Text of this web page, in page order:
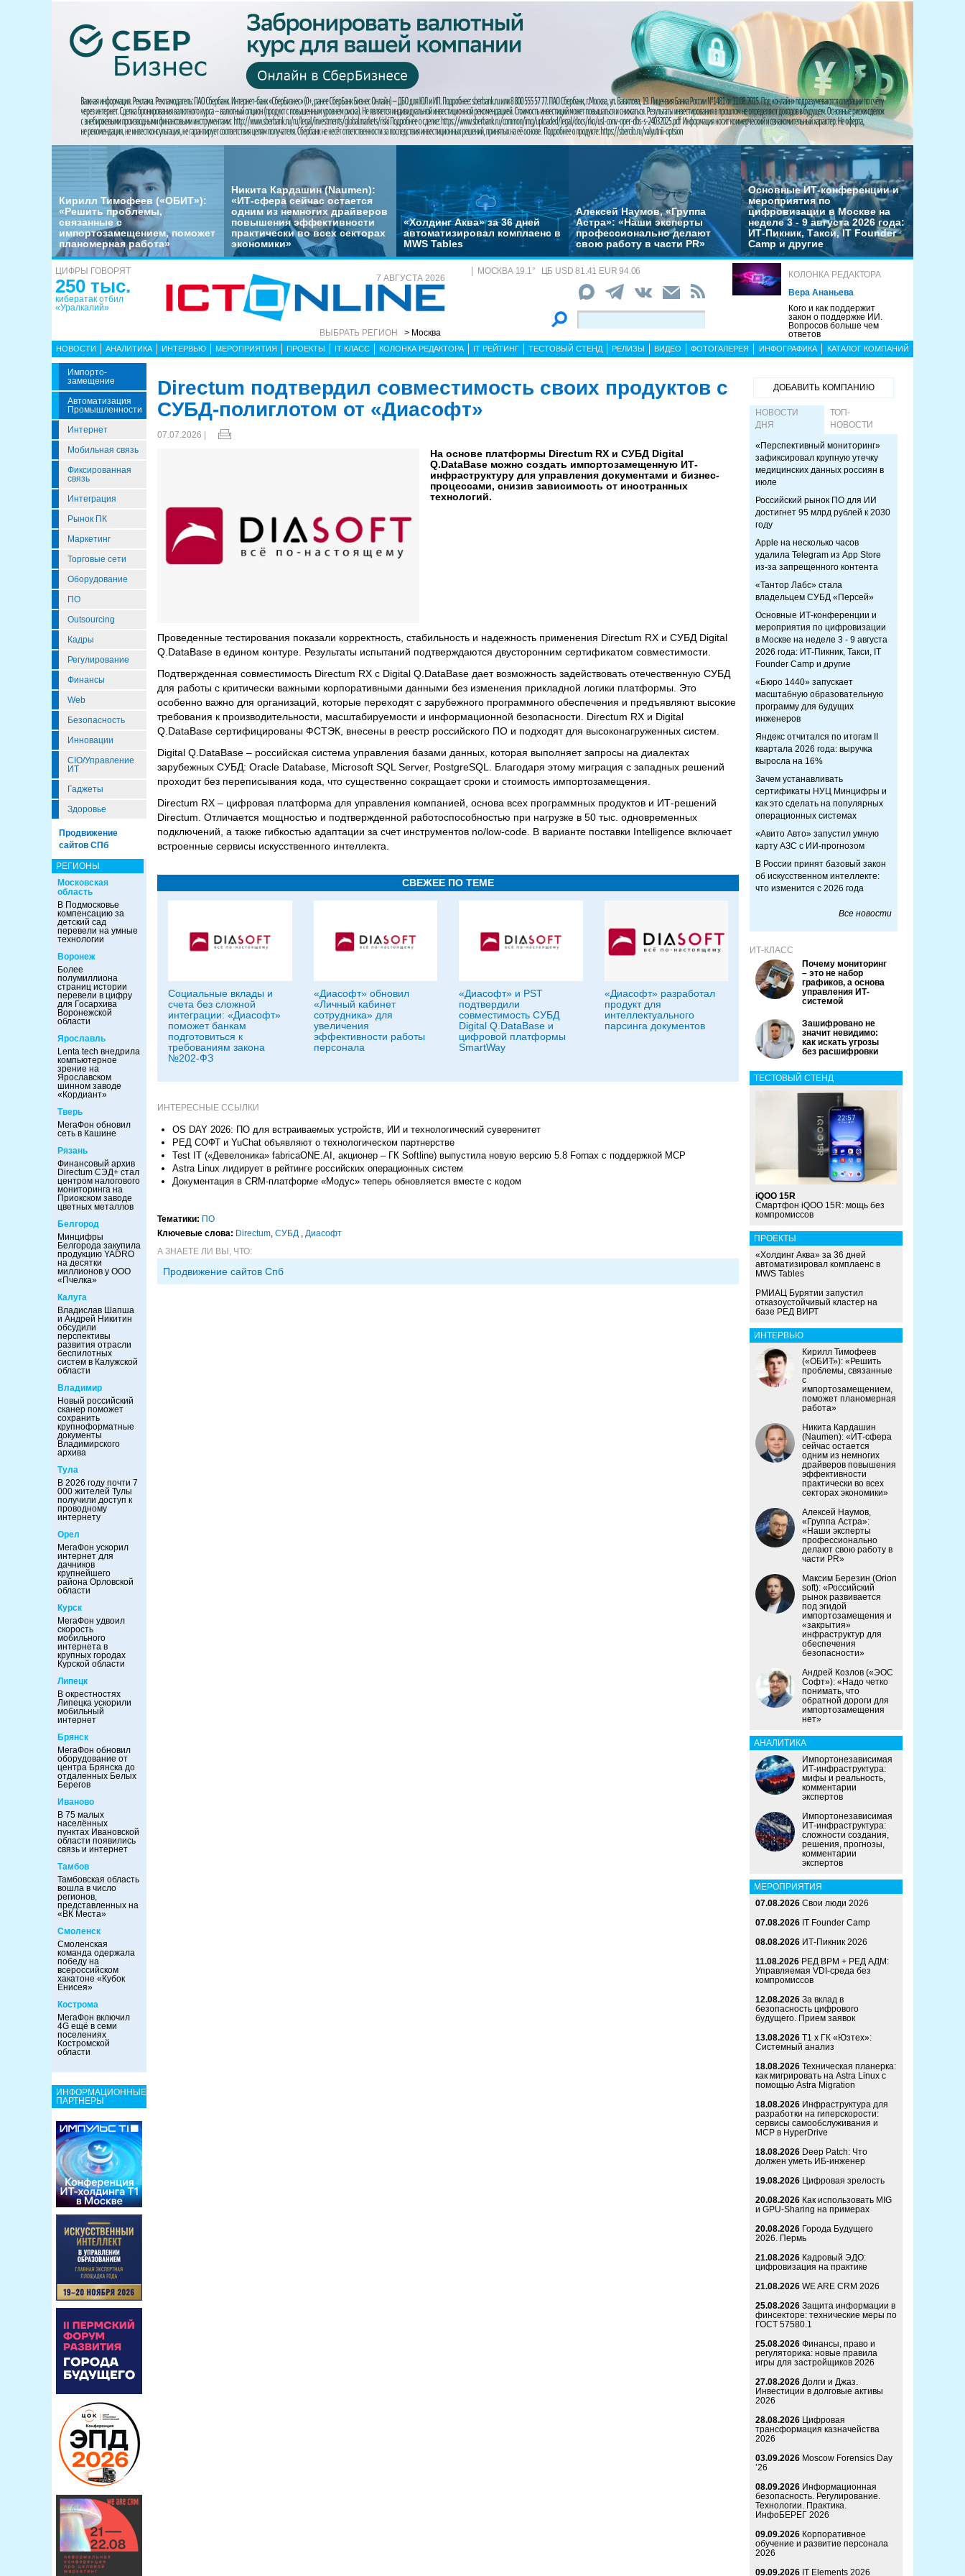
Кирилл Тимофеев («ОБИТ»):
«Решить проблемы,
связанные с
импортозамещением, поможет
планомерная работа»
Никита Кардашин (Naumen):
«ИТ-сфера сейчас остается
одним из немногих драйверов
повышения эффективности
практически во всех секторах
экономики»
«Холдинг Аква» за 36 дней
автоматизировал комплаенс в
MWS Tables
Алексей Наумов, «Группа
Астра»: «Наши эксперты
профессионально делают
свою работу в части PR»
Основные ИТ-конференции и
мероприятия по
цифровизации в Москве на
неделе 3 - 9 августа 2026 года:
ИТ-Пикник, Такси, IT Founder
Camp и другие
ЦИФРЫ ГОВОРЯТ
250 тыс.
кибератак отбил
«Уралкалий»
7 АВГУСТА 2026
ВЫБРАТЬ РЕГИОН > Москва
МОСКВА 19.1° ЦБ USD 81.41 EUR 94.06
КОЛОНКА РЕДАКТОРА
Вера Ананьева
Кого и как поддержит
закон о поддержке ИИ.
Вопросов больше чем
ответов
НОВОСТИ АНАЛИТИКА ИНТЕРВЬЮ МЕРОПРИЯТИЯ ПРОЕКТЫ IT КЛАСС КОЛОНКА РЕДАКТОРА IT РЕЙТИНГ ТЕСТОВЫЙ СТЕНД РЕЛИЗЫ ВИДЕО ФОТОГАЛЕРЕЯ ИНФОГРАФИКА КАТАЛОГ КОМПАНИЙ
Импорто­
Замещение
Автоматизация
Промышленности
Интернет
Мобильная связь
Фиксированная
связь
Интеграция
Рынок ПК
Маркетинг
Торговые сети
Оборудование
ПО
Outsourcing
Кадры
Регулирование
Финансы
Web
Безопасность
Инновации
CIO/Управление
ИТ
Гаджеты
Здоровье
Продвижение
сайтов СПб
РЕГИОНЫ
Московская
область
В Подмосковье
компенсацию за
детский сад
перевели на умные
технологии
Воронеж
Более
полумиллиона
страниц истории
перевели в цифру
для Госархива
Воронежской
области
Ярославль
Lenta tech внедрила
компьютерное
зрение на
Ярославском
шинном заводе
«Кордиант»
Тверь
МегаФон обновил
сеть в Кашине
Рязань
Финансовый архив
Directum СЭД+ стал
центром налогового
мониторинга на
Приокском заводе
цветных металлов
Белгород
Минцифры
Белгорода закупила
продукцию YADRO
на десятки
миллионов у ООО
«Пчелка»
Калуга
Владислав Шапша
и Андрей Никитин
обсудили
перспективы
развития отрасли
беспилотных
систем в Калужской
области
Владимир
Новый российский
сканер поможет
сохранить
крупноформатные
документы
Владимирского
архива
Тула
В 2026 году почти 7
000 жителей Тулы
получили доступ к
проводному
интернету
Орел
МегаФон ускорил
интернет для
дачников
крупнейшего
района Орловской
области
Курск
МегаФон удвоил
скорость
мобильного
интернета в
крупных городах
Курской области
Липецк
В окрестностях
Липецка ускорили
мобильный
интернет
Брянск
МегаФон обновил
оборудование от
центра Брянска до
отдаленных Белых
Берегов
Иваново
В 75 малых
населённых
пунктах Ивановской
области появились
связь и интернет
Тамбов
Тамбовская область
вошла в число
регионов,
представленных на
«ВК Места»
Смоленск
Смоленская
команда одержала
победу на
всероссийском
хакатоне «Кубок
Енисея»
Кострома
МегаФон включил
4G ещё в семи
поселениях
Костромской
области
ИНФОРМАЦИОННЫЕ
ПАРТНЕРЫ
Directum подтвердил совместимость своих продуктов с
СУБД-полиглотом от «Диасофт»
07.07.2026 |
На основе платформы Directum RX и СУБД Digital
Q.DataBase можно создать импортозамещенную ИТ-
инфраструктуру для управления документами и бизнес-
процессами, снизив зависимость от иностранных
технологий.
Проведенные тестирования показали корректность, стабильность и надежность применения Directum RX и СУБД Digital
Q.DataBase в едином контуре. Результаты испытаний подтверждаются двусторонним сертификатом совместимости.
Подтвержденная совместимость Directum RX с Digital Q.DataBase дает возможность задействовать отечественную СУБД
для работы с критически важными корпоративными данными без изменения прикладной логики платформы. Это
особенно важно для организаций, которые переходят с зарубежного программного обеспечения и предъявляют высокие
требования к производительности, масштабируемости и информационной безопасности. Directum RX и Digital
Q.DataBase сертифицированы ФСТЭК, внесены в реестр российского ПО и подходят для высоконагруженных систем.
Digital Q.DataBase – российская система управления базами данных, которая выполняет запросы на диалектах
зарубежных СУБД: Oracle Database, Microsoft SQL Server, PostgreSQL. Благодаря этому миграция с западных решений
проходит без переписывания кода, что существенно сокращает сроки и стоимость импортозамещения.
Directum RX – цифровая платформа для управления компанией, основа всех программных продуктов и ИТ-решений
Directum. Отличается мощностью и подтвержденной работоспособностью при нагрузке в 50 тыс. одновременных
подключений, а также гибкостью адаптации за счет инструментов no/low-code. В варианте поставки Intelligence включает
встроенные сервисы искусственного интеллекта.
СВЕЖЕЕ ПО ТЕМЕ
Социальные вклады и
счета без сложной
интеграции: «Диасофт»
поможет банкам
подготовиться к
требованиям закона
№202-ФЗ
«Диасофт» обновил
«Личный кабинет
сотрудника» для
увеличения
эффективности работы
персонала
«Диасофт» и PST
подтвердили
совместимость СУБД
Digital Q.DataBase и
цифровой платформы
SmartWay
«Диасофт» разработал
продукт для
интеллектуального
парсинга документов
ИНТЕРЕСНЫЕ ССЫЛКИ
OS DAY 2026: ПО для встраиваемых устройств, ИИ и технологический суверенитет
РЕД СОФТ и YuChat объявляют о технологическом партнерстве
Test IT («Девелоника» fabricaONE.AI, акционер – ГК Softline) выпустила новую версию 5.8 Fornax с поддержкой MCP
Astra Linux лидирует в рейтинге российских операционных систем
Документация в CRM-платформе «Модус» теперь обновляется вместе с кодом
Тематики: ПО
Ключевые слова: Directum, СУБД , Диасофт
А ЗНАЕТЕ ЛИ ВЫ, ЧТО:
Продвижение сайтов Спб
ДОБАВИТЬ КОМПАНИЮ
НОВОСТИ
ДНЯ
ТОП-
НОВОСТИ
«Перспективный мониторинг»
зафиксировал крупную утечку
медицинских данных россиян в
июле
Российский рынок ПО для ИИ
достигнет 95 млрд рублей к 2030
году
Apple на несколько часов
удалила Telegram из App Store
из-за запрещенного контента
«Тантор Лабс» стала
владельцем СУБД «Персей»
Основные ИТ-конференции и
мероприятия по цифровизации
в Москве на неделе 3 - 9 августа
2026 года: ИТ-Пикник, Такси, IT
Founder Camp и другие
«Бюро 1440» запускает
масштабную образовательную
программу для будущих
инженеров
Яндекс отчитался по итогам II
квартала 2026 года: выручка
выросла на 16%
Зачем устанавливать
сертификаты НУЦ Минцифры и
как это сделать на популярных
операционных системах
«Авито Авто» запустил умную
карту АЗС с ИИ-прогнозом
В России принят базовый закон
об искусственном интеллекте:
что изменится с 2026 года
Все новости
ИТ-КЛАСС
Почему мониторинг
– это не набор
графиков, а основа
управления ИТ-
системой
Зашифровано не
значит невидимо:
как искать угрозы
без расшифровки
ТЕСТОВЫЙ СТЕНД
iQOO 15R
Смартфон iQOO 15R: мощь без
компромиссов
ПРОЕКТЫ
«Холдинг Аква» за 36 дней
автоматизировал комплаенс в
MWS Tables
РМИАЦ Бурятии запустил
отказоустойчивый кластер на
базе РЕД ВИРТ
ИНТЕРВЬЮ
Кирилл Тимофеев
(«ОБИТ»): «Решить
проблемы, связанные
с
импортозамещением,
поможет планомерная
работа»
Никита Кардашин
(Naumen): «ИТ-сфера
сейчас остается
одним из немногих
драйверов повышения
эффективности
практически во всех
секторах экономики»
Алексей Наумов,
«Группа Астра»:
«Наши эксперты
профессионально
делают свою работу в
части PR»
Максим Березин (Orion
soft): «Российский
рынок развивается
под эгидой
импортозамещения и
«закрытия»
инфраструктур для
обеспечения
безопасности»
Андрей Козлов («ЭОС
Софт»): «Надо четко
понимать, что
обратной дороги для
импортозамещения
нет»
АНАЛИТИКА
Импортонезависимая
ИТ-инфраструктура:
мифы и реальность,
комментарии
экспертов
Импортонезависимая
ИТ-инфраструктура:
сложности создания,
решения, прогнозы,
комментарии
экспертов
МЕРОПРИЯТИЯ
07.08.2026 Свои люди 2026
07.08.2026 IT Founder Camp
08.08.2026 ИТ-Пикник 2026
11.08.2026 РЕД ВРМ + РЕД АДМ:
Управляемая VDI-среда без
компромиссов
12.08.2026 За вклад в
безопасность цифрового
будущего. Прием заявок
13.08.2026 Т1 x ГК «Юзтех»:
Системный анализ
18.08.2026 Техническая планерка:
как мигрировать на Astra Linux с
помощью Astra Migration
18.08.2026 Инфраструктура для
разработки на гиперскорости:
сервисы самообслуживания и
MCP в HyperDrive
18.08.2026 Deep Patch: Что
должен уметь ИБ-инженер
19.08.2026 Цифровая зрелость
20.08.2026 Как использовать MIG
и GPU-Sharing на примерах
20.08.2026 Города Будущего
2026. Пермь
21.08.2026 Кадровый ЭДО:
цифровизация на практике
21.08.2026 WE ARE CRM 2026
25.08.2026 Защита информации в
финсекторе: технические меры по
ГОСТ 57580.1
25.08.2026 Финансы, право и
регуляторика: новые правила
игры для застройщиков 2026
27.08.2026 Долги и Джаз.
Инвестиции в долговые активы
2026
28.08.2026 Цифровая
трансформация казначейства
2026
03.09.2026 Moscow Forensics Day
’26
08.09.2026 Информационная
безопасность. Регулирование.
Технологии. Практика.
ИнфоБЕРЕГ 2026
09.09.2026 Корпоративное
обучение и развитие персонала
2026
09.09.2026 IT Elements 2026